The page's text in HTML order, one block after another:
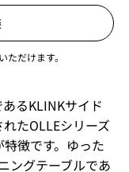
だけます。
るKLINKサイド
たOLLEシリーズ
徴です。ゆった
ングテーブルであ